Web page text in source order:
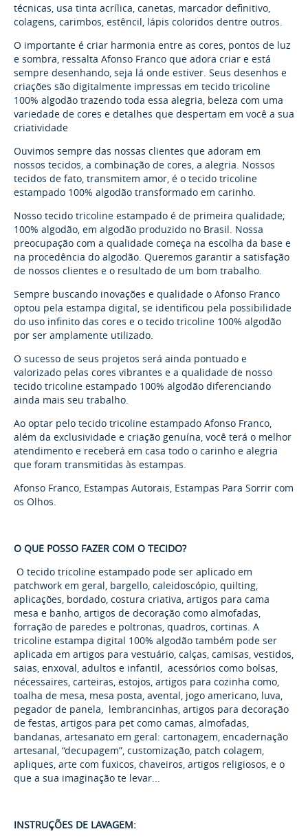
técnicas, usa tinta acrílica, canetas, marcador definitivo,
colagens, carimbos, estêncil, lápis coloridos dentre outros.
O importante é criar harmonia entre as cores, pontos de luz
e sombra, ressalta Afonso Franco que adora criar e está
sempre desenhando, seja lá onde estiver. Seus desenhos e
criações são digitalmente impressas em tecido tricoline
100% algodão trazendo toda essa alegria, beleza com uma
variedade de cores e detalhes que despertam em você a sua
criatividade
Ouvimos sempre das nossas clientes que adoram em
nossos tecidos, a combinação de cores, a alegria. Nossos
tecidos de fato, transmitem amor, é o tecido tricoline
estampado 100% algodão transformado em carinho.
Nosso tecido tricoline estampado é de primeira qualidade;
100% algodão, em algodão produzido no Brasil. Nossa
preocupação com a qualidade começa na escolha da base e
na procedência do algodão. Queremos garantir a satisfação
de nossos clientes e o resultado de um bom trabalho.
Sempre buscando inovações e qualidade o Afonso Franco
optou pela estampa digital, se identificou pela possibilidade
do uso infinito das cores e o tecido tricoline 100% algodão
por ser amplamente utilizado.
O sucesso de seus projetos será ainda pontuado e
valorizado pelas cores vibrantes e a qualidade de nosso
tecido tricoline estampado 100% algodão diferenciando
ainda mais seu trabalho.
Ao optar pelo tecido tricoline estampado Afonso Franco,
além da exclusividade e criação genuína, você terá o melhor
atendimento e receberá em casa todo o carinho e alegria
que foram transmitidas às estampas.
Afonso Franco, Estampas Autorais, Estampas Para Sorrir com
os Olhos.
O QUE POSSO FAZER COM O TECIDO?
O tecido tricoline estampado pode ser aplicado em
patchwork em geral, bargello, caleidoscópio, quilting,
aplicações, bordado, costura criativa, artigos para cama
mesa e banho, artigos de decoração como almofadas,
forração de paredes e poltronas, quadros, cortinas. A
tricoline estampa digital 100% algodão também pode ser
aplicada em artigos para vestuário, calças, camisas, vestidos,
saias, enxoval, adultos e infantil, acessórios como bolsas,
nécessaires, carteiras, estojos, artigos para cozinha como,
toalha de mesa, mesa posta, avental, jogo americano, luva,
pegador de panela, lembrancinhas, artigos para decoração
de festas, artigos para pet como camas, almofadas,
bandanas, artesanato em geral: cartonagem, encadernação
artesanal, “decupagem”, customização, patch colagem,
apliques, arte com fuxicos, chaveiros, artigos religiosos, e o
que a sua imaginação te levar...
INSTRUÇÕES DE LAVAGEM: